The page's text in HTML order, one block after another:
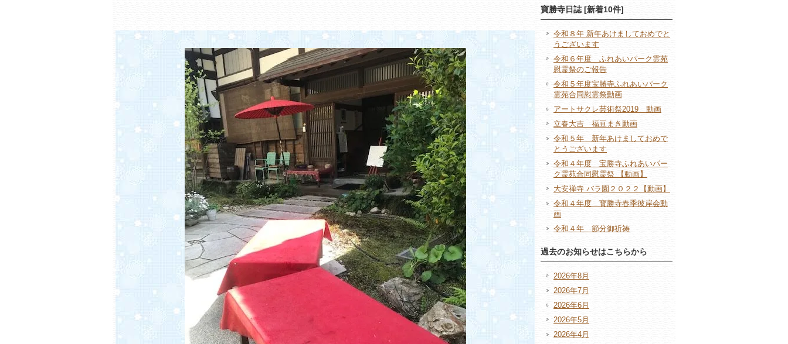
寶勝寺日誌 [新着10件]
令和８年 新年あけましておめでと
うございます
令和６年度 ふれあいパーク霊苑
慰霊祭のご報告
令和５年度宝勝寺ふれあいパーク
霊苑合同慰霊祭動画
アートサクレ芸術祭2019 動画
立春大吉 福豆まき動画
令和５年 新年あけましておめで
とうございます
令和４年度 宝勝寺ふれあいパー
ク霊苑合同慰霊祭 【動画】
大安禅寺 バラ園２０２２【動画】
令和４年度 寳勝寺春季彼岸会動
画
令和４年 節分御祈祷
過去のお知らせはこちらから
2026年8月
2026年7月
2026年6月
2026年5月
2026年4月